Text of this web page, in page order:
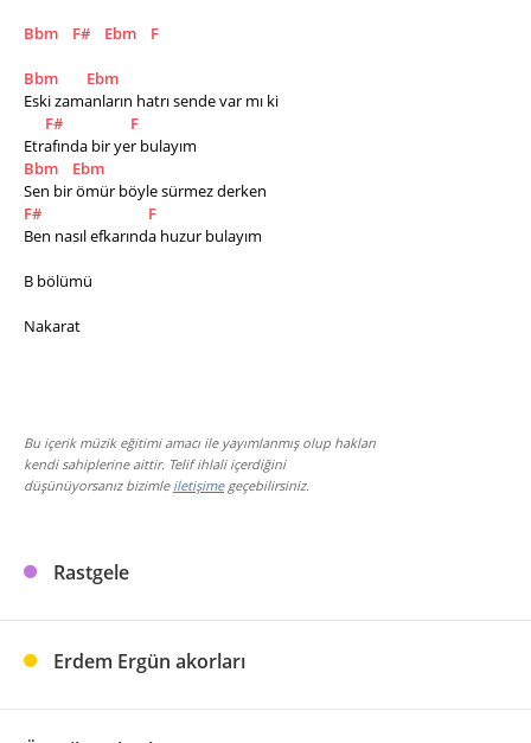
Bbm F# Ebm F
Bbm
Ebm
Eski zamanların hatrı sende var mı ki
F#
F
Etrafında bir yer bulayım
Bbm
Ebm
Sen bir ömür böyle sürmez derken
F#
F
Ben nasıl efkarında huzur bulayım
B bölümü
Nakarat
Bu içerik müzik eğitimi amacı ile yayımlanmış olup hakları
kendi sahiplerine aittir. Telif ihlali içerdiğini
düşünüyorsanız bizimle iletişimegeçebilirsiniz.
Rastgele
Erdem Ergün akorları